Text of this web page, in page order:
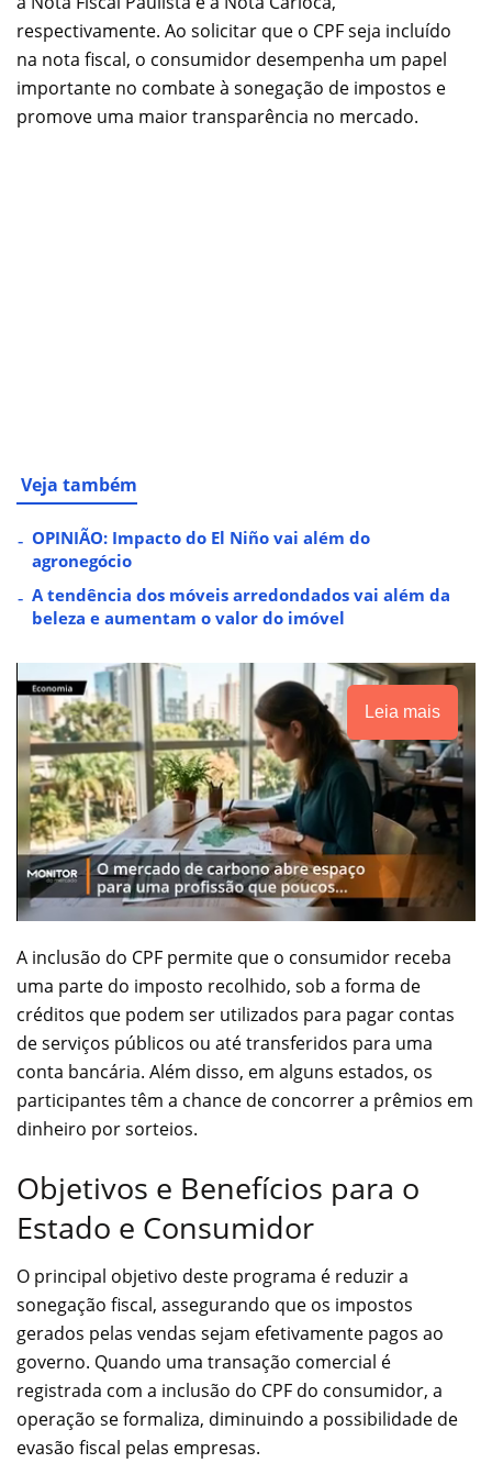
respectivamente. Ao solicitar que o CPF seja incluído
na nota fiscal, o consumidor desempenha um papel
importante no combate à sonegação de impostos e
promove uma maior transparência no mercado.
Veja também
OPINIÃO: Impacto do El Niño vai além do
agronegócio
A tendência dos móveis arredondados vai além da
beleza e aumentam o valor do imóvel
Leia mais
A inclusão do CPF permite que o consumidor receba
uma parte do imposto recolhido, sob a forma de
créditos que podem ser utilizados para pagar contas
de serviços públicos ou até transferidos para uma
conta bancária. Além disso, em alguns estados, os
participantes têm a chance de concorrer a prêmios em
dinheiro por sorteios.
Objetivos e Benefícios para o
Estado e Consumidor
O principal objetivo deste programa é reduzir a
sonegação fiscal, assegurando que os impostos
gerados pelas vendas sejam efetivamente pagos ao
governo. Quando uma transação comercial é
registrada com a inclusão do CPF do consumidor, a
operação se formaliza, diminuindo a possibilidade de
evasão fiscal pelas empresas.